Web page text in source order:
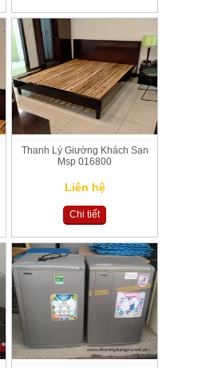
Thanh Lý Giường Khách Sạn
Msp 016800
Liên hệ
Chi tiết